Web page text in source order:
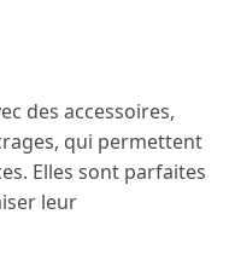
des accessoires,
qui permettent
Elles sont parfaites
leur